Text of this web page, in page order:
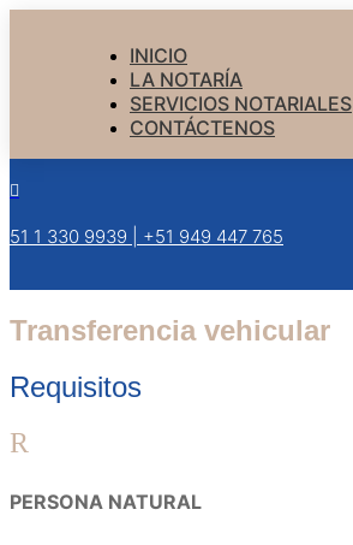
INICIO
LA NOTARÍA
SERVICIOS NOTARIALES
CONTÁCTENOS

1 330 9939 | +51 949 447 765
Transferencia vehicular
Requisitos
R
PERSONA NATURAL